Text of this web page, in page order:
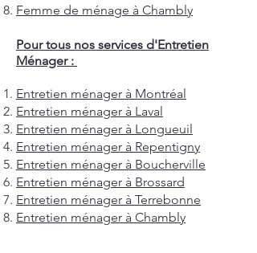
Femme de ménage à Chambly
Pour tous nos services d'Entretien
Ménager :
Entretien ménager à Montréal
Entretien ménager à Laval
Entretien ménager à Longueuil
Entretien ménager à Repentigny
Entretien ménager à Boucherville
Entretien ménager à Brossard
Entretien ménager à Terrebonne
Entretien ménager à Chambly